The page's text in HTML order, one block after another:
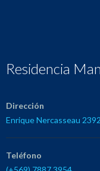
Residencia
Dirección
Enrique Nercasseau
Teléfono